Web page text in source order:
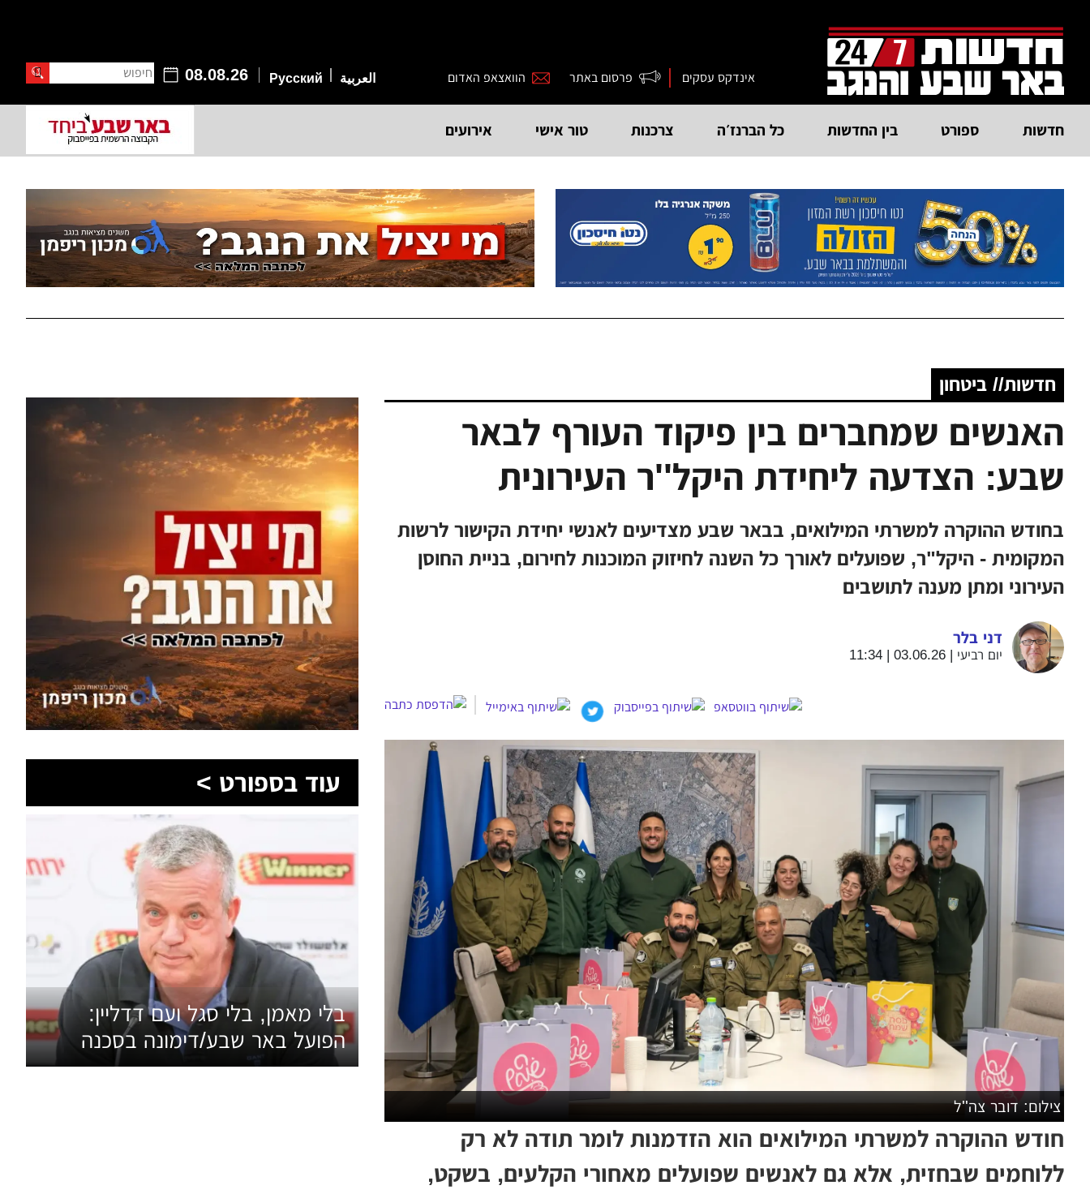
אינדקס עסקים פרסום באתר הוואצאפ האדום 08.08.26 חיפוש
العربية Русский
חדשות ספורט בין החדשות כל הברנז׳ה צרכנות טור אישי אירועים
חדשות// ביטחון
האנשים שמחברים בין פיקוד העורף לבאר
שבע: הצדעה ליחידת היקל''ר העירונית
בחודש ההוקרה למשרתי המילואים, בבאר שבע מצדיעים לאנשי יחידת הקישור לרשות
המקומית - היקל"ר, שפועלים לאורך כל השנה לחיזוק המוכנות לחירום, בניית החוסן
העירוני ומתן מענה לתושבים
דני בלר
יום רביעי | 03.06.26 | 11:34
צילום: דובר צה''ל
חודש ההוקרה למשרתי המילואים הוא הזדמנות לומר תודה לא רק
ללוחמים שבחזית, אלא גם לאנשים שפועלים מאחורי הקלעים, בשקט,
עוד בספורט >
בלי מאמן, בלי סגל ועם דדליין:
הפועל באר שבע/דימונה בסכנה